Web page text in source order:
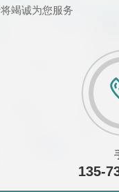
竭诚为您服务
135-